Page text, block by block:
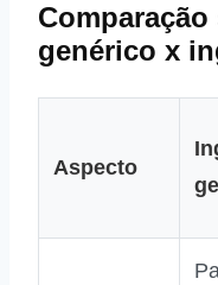
genérico x
Aspecto